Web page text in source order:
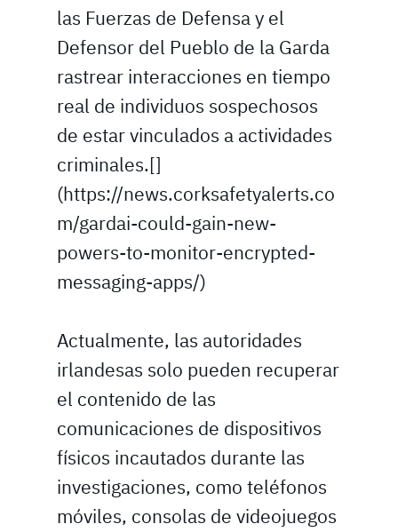
las Fuerzas de Defensa y el
Defensor del Pueblo de la Garda
rastrear interacciones en tiempo
real de individuos sospechosos
de estar vinculados a actividades
criminales.[]
(https://news.corksafetyalerts.co
m/gardai-could-gain-new-
powers-to-monitor-encrypted-
messaging-apps/)
Actualmente, las autoridades
irlandesas solo pueden recuperar
el contenido de las
comunicaciones de dispositivos
físicos incautados durante las
investigaciones, como teléfonos
móviles, consolas de videojuegos